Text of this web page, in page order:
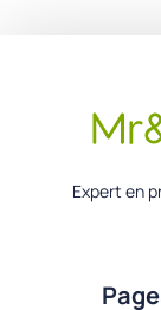
Expert en